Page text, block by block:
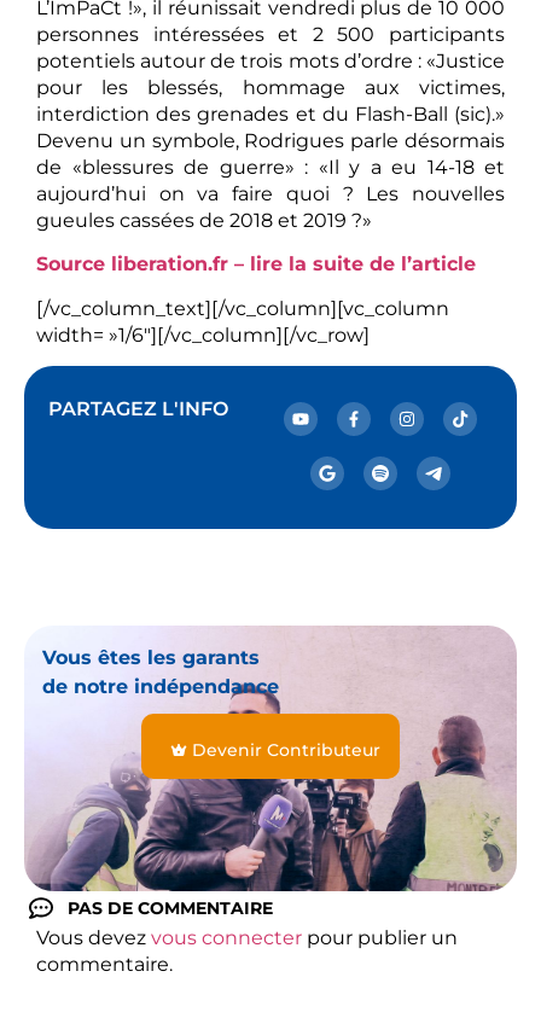
L’ImPaCt !», il réunissait vendredi plus de 10 000
personnes intéressées et 2 500 participants
potentiels autour de trois mots d’ordre : «Justice
pour les blessés, hommage aux victimes,
interdiction des grenades et du Flash-Ball (sic).»
Devenu un symbole, Rodrigues parle désormais
de «blessures de guerre» : «Il y a eu 14-18 et
aujourd’hui on va faire quoi ? Les nouvelles
gueules cassées de 2018 et 2019 ?»
Source liberation.fr – lire la suite de l’article
[/vc_column_text][/vc_column][vc_column
width= »1/6″][/vc_column][/vc_row]
PARTAGEZ L'INFO
Vous êtes les garants
de notre indépendance
Devenir Contributeur
PAS DE COMMENTAIRE
Vous devez vous connecter pour publier un
commentaire.